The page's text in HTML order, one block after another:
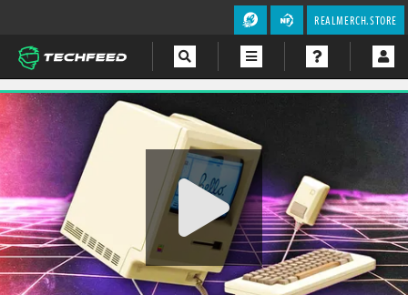
REALMERCH.STORE
Magazín
Videa
Soutěže